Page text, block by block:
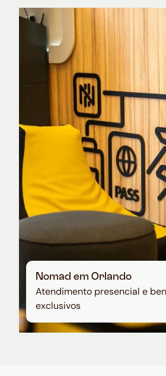
Nomad Explorer
Cartão de crédito brasileiro
em dólar
Nomad em Orlando
Atendimento presencial e
exclusivos